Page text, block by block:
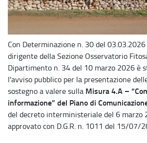
Con Determinazione n. 30 del
dirigente della Sezione Osservatorio
Dipartimento n. 34 del 10 marzo 2026 è
l'avviso pubblico per la presentazione
sostegno a valere sulla Misura 4.A –
informazione” del Piano di
del decreto interministeriale del 6 marzo
approvato con D.G.R. n. 1011 del 15/07/